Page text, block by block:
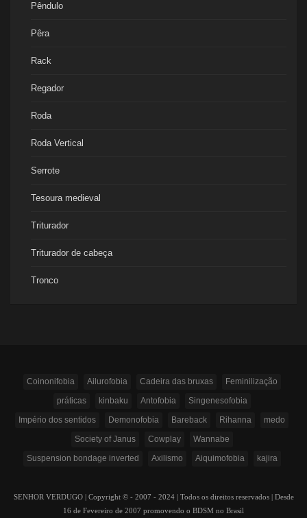
Pêndulo
Pêra
Rack
Regador
Roda
Roda Vertical
Serrote
Tesoura medieval
Triturador
Triturador de cabeça
Tronco
Coinonifobia Ailurofobia Cadeira das bruxas
Feminilização
práticas
kinbaku Antofobia
Singenesofobia
Império dos sentidos
Demonofobia Bareback Rihanna
medo
Society of Janus
Cowplay
Wannabe
Suspension bondage inverted
Axilismo Aiquimofobia kajira
SENHOR VERDUGO | Copyright © - 2007 - 2024 | Todos os direitos reservados | Desde
16 de Fevereiro de 2007 promovendo o BDSM no Brasil